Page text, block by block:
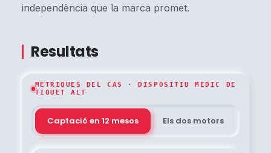
independència que la marca promet.
Resultats